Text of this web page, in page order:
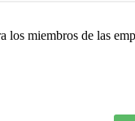
los miembros de las